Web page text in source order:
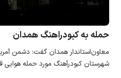
حمله به کبودراهنگ همدان
معاون‌استاندار همدان گفت: دشمن
شهرستان کبودرآهنگ مورد حمله هوایی